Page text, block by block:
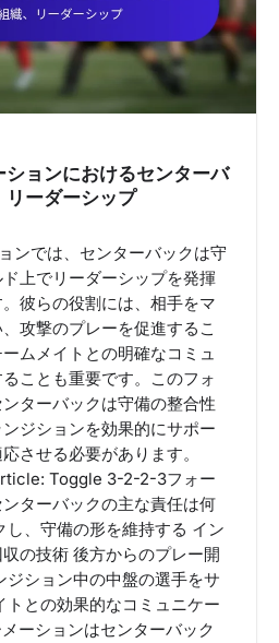
ョンにおけるセンターバ
リーダーシップ
ンでは、センターバックは守
上でリーダーシップを発揮
彼らの役割には、相手をマ
攻撃のプレーを促進するこ
ムメイトとの明確なコミュ
ことも重要です。このフォ
ターバックは守備の整合性
ジションを効果的にサポー
させる必要があります。
Toggle 3-2-2-3フォー
ターバックの主な責任は何
し、守備の形を維持する イン
の技術 後方からのプレー開
ジション中の中盤の選手をサ
トとの効果的なコミュニケー
ーションはセンターバック